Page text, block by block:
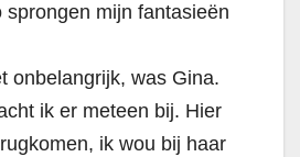
sprongen mijn fantasieën
onbelangrijk, was Gina.
ik er meteen bij. Hier
ik wou bij haar